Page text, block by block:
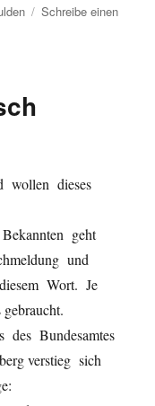
Schreibe einen
wollen dieses
geht
und
Wort. Je
des Bundesamtes
verstieg sich